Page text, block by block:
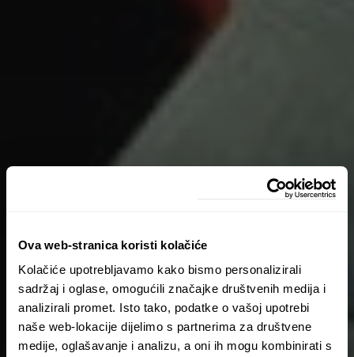
Ova web-stranica koristi kolačiće
Kolačiće upotrebljavamo kako bismo personalizirali
sadržaj i oglase, omogućili značajke društvenih medija i
analizirali promet. Isto tako, podatke o vašoj upotrebi
naše web-lokacije dijelimo s partnerima za društvene
medije, oglašavanje i analizu, a oni ih mogu kombinirati s